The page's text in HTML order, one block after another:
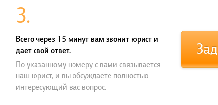
3.
Всего через 15 минут вам звонит юрист и
дает свой ответ.
По указанному номеру с вами связывается
наш юрист, и вы обсуждаете полностью
интересующий вас вопрос.